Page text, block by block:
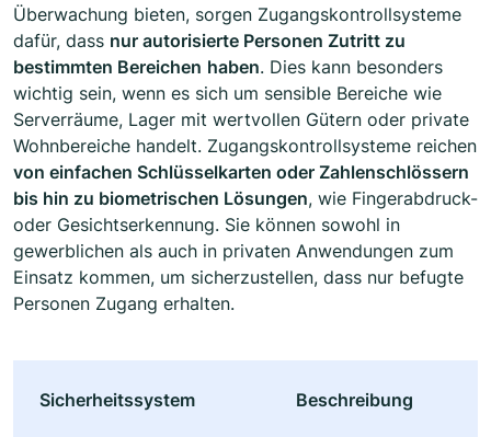
Überwachung bieten, sorgen Zugangskontrollsysteme
dafür, dass nur autorisierte Personen Zutritt zu
bestimmten Bereichen haben. Dies kann besonders
wichtig sein, wenn es sich um sensible Bereiche wie
Serverräume, Lager mit wertvollen Gütern oder private
Wohnbereiche handelt. Zugangskontrollsysteme reichen
von einfachen Schlüsselkarten oder Zahlenschlössern
bis hin zu biometrischen Lösungen, wie Fingerabdruck-
oder Gesichtserkennung. Sie können sowohl in
gewerblichen als auch in privaten Anwendungen zum
Einsatz kommen, um sicherzustellen, dass nur befugte
Personen Zugang erhalten.
Sicherheitssystem Beschreibung